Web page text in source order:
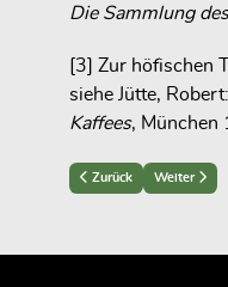
Die Sammlung
[3] Zur höfischen
siehe Jütte, Robert:
Kaffees, München
Previous article:
Zurück Next
Weiter